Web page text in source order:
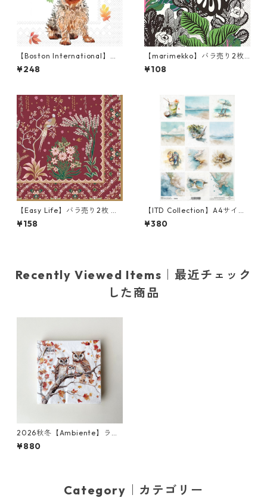
【Boston International】バ
ラ売り2枚 カクテルサイズ ペ
ーパーナプキン Autumn Favo
¥248
【marimekko】バラ売り2枚
カクテルサイズ ペーパーナプ
キン KAALIMETSÄ グリーン
¥108
【Easy Life】バラ売り2枚 ラ
ンチサイズ ペーパーナプキン
Ecletic Chic ボルドーxパール
¥158
【ITD Collection】A4サイズ
ライスペーパー R2853 デコパ
ージュ
¥380
Recently Viewed Items｜最近チェック
した商品
2026秋冬【Ambiente】ラン
チサイズ ペーパーナプキン Fa
mily of Owls ホワイト 20枚
¥880
Category｜カテゴリー